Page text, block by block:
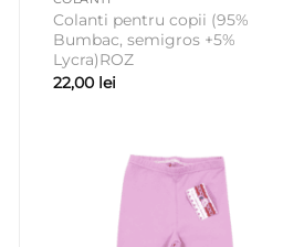
Colanti pentru copii (95%
Bumbac, semigros +5%
Lycra)ROZ
22,00 lei